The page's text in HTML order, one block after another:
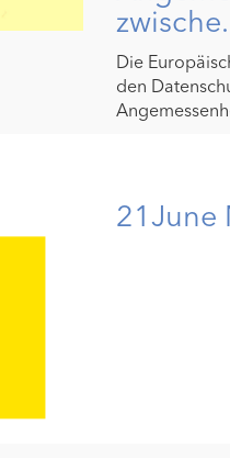
Die
den
21June